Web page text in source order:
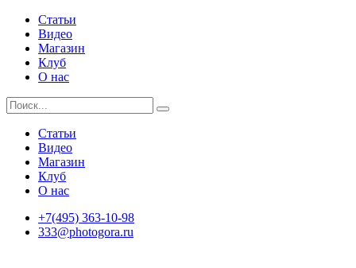
Статьи
Видео
Магазин
Клуб
О нас
Статьи
Видео
Магазин
Клуб
О нас
+7(495) 363-10-98
333@photogora.ru